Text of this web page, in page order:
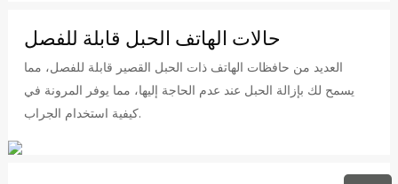
حالات الهاتف الحبل قابلة للفصل
العديد من حافظات الهاتف ذات الحبل القصير قابلة للفصل، مما
يسمح لك بإزالة الحبل عند عدم الحاجة إليها، مما يوفر المرونة في
كيفية استخدام الجراب.